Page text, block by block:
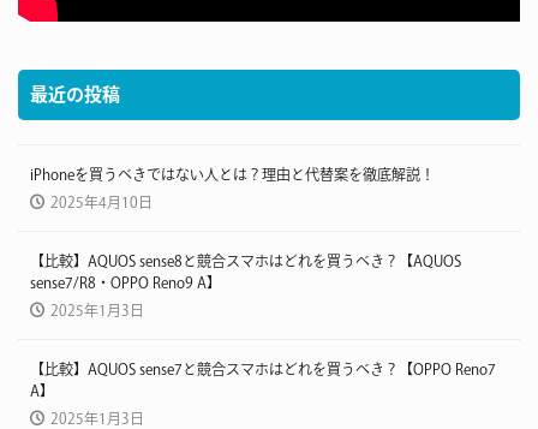
最近の投稿
iPhoneを買うべきではない人とは？理由と代替案を徹底解説！
2025年4月10日
【比較】AQUOS sense8と競合スマホはどれを買うべき？【AQUOS
sense7/R8・OPPO Reno9 A】
2025年1月3日
【比較】AQUOS sense7と競合スマホはどれを買うべき？【OPPO Reno7
A】
2025年1月3日